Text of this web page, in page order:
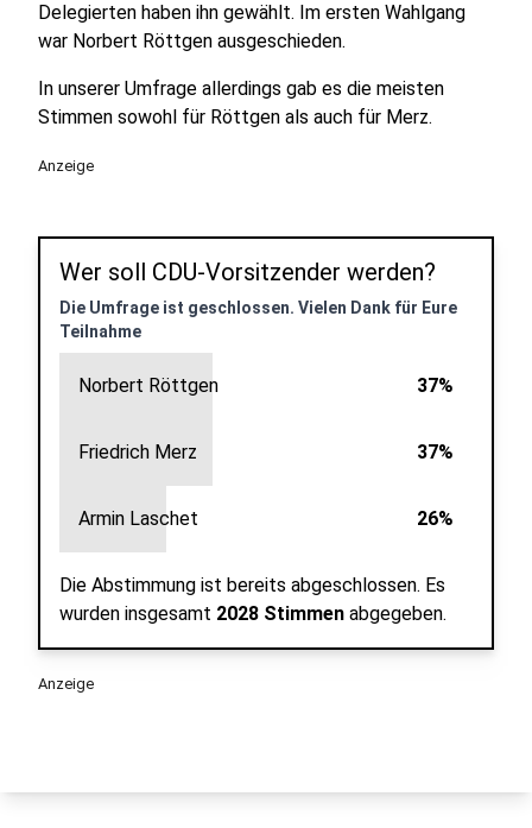
Delegierten haben ihn gewählt. Im ersten Wahlgang
war Norbert Röttgen ausgeschieden.
In unserer Umfrage allerdings gab es die meisten
Stimmen sowohl für Röttgen als auch für Merz.
Anzeige
Wer soll CDU-Vorsitzender werden?
Die Umfrage ist geschlossen. Vielen Dank für Eure
Teilnahme
Norbert Röttgen 37%
Friedrich Merz 37%
Armin Laschet 26%
Die Abstimmung ist bereits abgeschlossen. Es
wurden insgesamt 2028 Stimmen abgegeben.
Anzeige